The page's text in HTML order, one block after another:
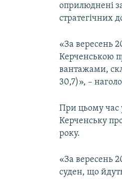
оприлюднені
стратегічних
«За вересень
Керченською
вантажами,
30,7)», –
При цьому час
Керченську
року.
«За вересень
суден, що